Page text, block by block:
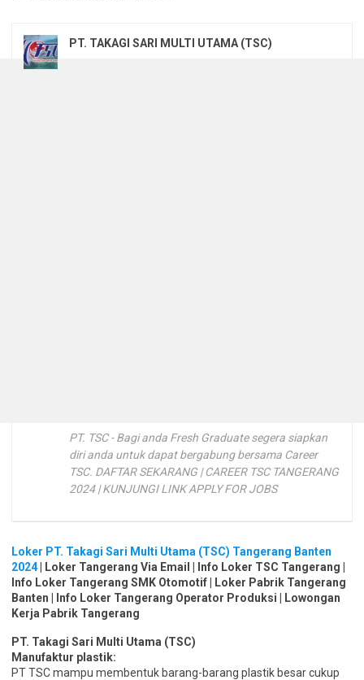
PT. TAKAGI SARI MULTI UTAMA (TSC)
PT. TSC - Bagi anda Fresh Graduate segera siapkan
diri anda untuk dapat bergabung bersama Career
TSC. DAFTAR SEKARANG | CAREER TSC TANGERANG
2024 | KUNJUNGI LINK APPLY FOR JOBS
Loker PT. Takagi Sari Multi Utama (TSC) Tangerang Banten
2024 | Loker Tangerang Via Email | Info Loker TSC Tangerang |
Info Loker Tangerang SMK Otomotif | Loker Pabrik Tangerang
Banten | Info Loker Tangerang Operator Produksi | Lowongan
Kerja Pabrik Tangerang
PT. Takagi Sari Multi Utama (TSC)
Manufaktur plastik:
PT TSC mampu membentuk barang-barang plastik besar cukup